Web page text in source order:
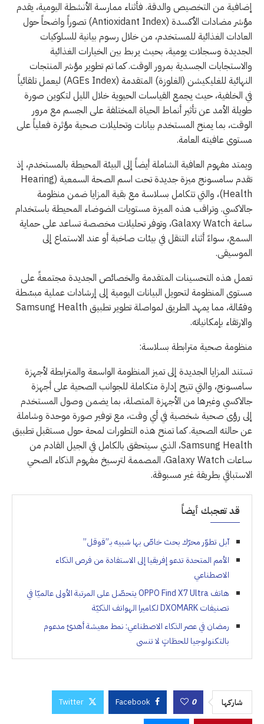
إضافية من التخصيص والدقة. فأثناء ممارسة الأنشطة اليومية، يقدم
مؤشر مضادات الأكسدة (Antioxidant Index) تصوراً واضحاً حول
العادات الغذائية للمستخدم، من خلال رسوم بيانية للسلوكيات
الجديدة وسجلات يومية، بحيث يربط بين الخيارات الغذائية
والاستجابات الجسدية بمرور الوقت. كما تم تطوير مؤشر المنتجات
النهائية للغليكيشن (الغلوزة) المتقدمة (AGEs Index) ليعمل تلقائياً
في الخلفية، حيث يجمع القياسات الحيوية خلال الليل لتكوين صورة
طويلة الأمد عن تأثير أنماط الحياة المختلفة على الجسم مع مرور
الوقت، بما يمنح المستخدم بيانات وتحليلات صحية مؤثرة فعلياً على
مستوى عافيته العامة.
ويمتد مفهوم العافية الشاملة أيضاً إلى البيئة المحيطة بالمستخدم، إذ
تقدم سامسونج ميزة جديدة تحت اسم الصحة السمعية (Hearing
Health)، والتي تتكامل بسلاسة مع بقية المزايا ضمن منظومة
جالاكسي. وتراقب هذه الميزة مستويات الضوضاء المحيطة باستخدام
ساعة Galaxy Watch، وتوفر تحليلات مخصصة تساعد على حماية
السمع، سواءً أثناء التنقل في بيئات صاخبة أو عند الاستماع إلى
الموسيقى.
تعمل هذه التحسينات المتقدمة والخصائص الجديدة مجتمعةً على
مستوى المنظومة لتحويل البيانات اليومية إلى إرشادات عملية مبسّطة
وفعّالة، مما يمهد الطريق لمواصلة تطوير تطبيق Samsung Health
والارتقاء بإمكانياته.
منظومة صحية مترابطة بسلاسة:
تستند المزايا الجديدة إلى تميز المنظومة الواسعة والمترابطة لأجهزة
سامسونج، والتي تتيح إدارة متكاملة للجوانب الصحية على أجهزة
جالاكسي وغيرها من الأجهزة المتصلة، بما يضمن وصول المستخدم
إلى رؤى صحية شخصية في أي وقت، مع توفير صورة موحدة وشاملة
عن حالته الصحية. كما تمنح هذه التطورات لمحة حول مستقبل تطبيق
Samsung Health، الذي سيتحقق بالكامل في الجيل القادم من
ساعات Galaxy Watch، المصممة لترسيخ مفهوم الذكاء الصحي
الاستباقي بطريقة غير مسبوقة.
قد تعجبك أيضاً
آبل تطوّر محرّك بحث خاصّ بها شبيه بـ”قوقل”
الأمم المتحدة تدعو إفريقيا إلى الاستفادة من فرص الذكاء
الاصطناعي
هاتف OPPO Find X7 Ultra يتحصّل على المرتبة الأولى عالميّا في
تصنيفات DXOMARK لكاميرا الهواتف الذكيّة
رمضان في عصر الذكاء الاصطناعي: نمط معيشة أهدئ مدعوم
بالتكنولوجيا للحظاتٍ لا تنسى
شاركها 0
Facebook
Twitter